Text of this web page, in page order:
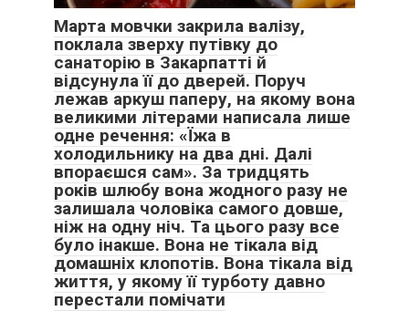
Марта мовчки закрила валізу,
поклала зверху путівку до
санаторію в Закарпатті й
відсунула її до дверей. Поруч
лежав аркуш паперу, на якому вона
великими літерами написала лише
одне речення: «Їжа в
холодильнику на два дні. Далі
впораєшся сам». За тридцять
років шлюбу вона жодного разу не
залишала чоловіка самого довше,
ніж на одну ніч. Та цього разу все
було інакше. Вона не тікала від
домашніх клопотів. Вона тікала від
життя, у якому її турботу давно
перестали помічати